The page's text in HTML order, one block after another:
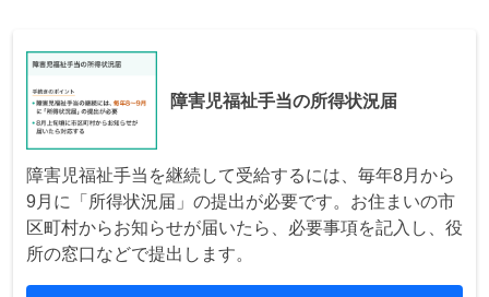
障害児福祉手当の所得状況届
障害児福祉手当を継続して受給するには、毎年8月から
9月に「所得状況届」の提出が必要です。お住まいの市
区町村からお知らせが届いたら、必要事項を記入し、役
所の窓口などで提出します。